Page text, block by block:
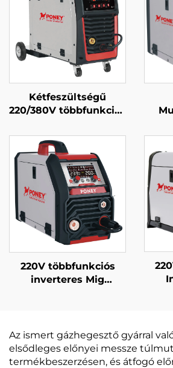
Kétfeszültségű
220/380V többfunkciós
250 dupla impulzusos
digitális szabályozású
szinergikus
hegesztőgép
220V többfunkciós
inverteres Mig
hegesztőgép
Az ismert gázhegesztő gyárral
elsődleges előnyei messze
termékbeszerzésen, és átfogó